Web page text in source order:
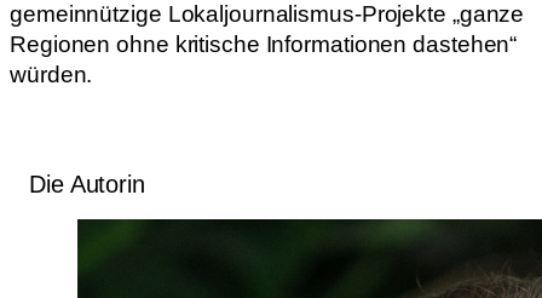
gemeinnützige Lokaljournalismus-Projekte „ganze
Regionen ohne kritische Informationen dastehen“
würden.
Die Autorin